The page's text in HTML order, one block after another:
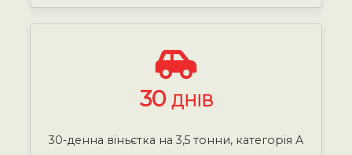
30 ДНІВ
30-денна віньєтка на 3,5 тонни, категорія А